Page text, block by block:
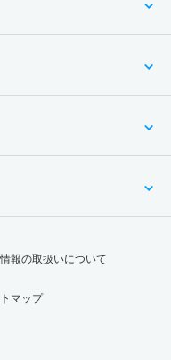
報の取扱いについて
マップ